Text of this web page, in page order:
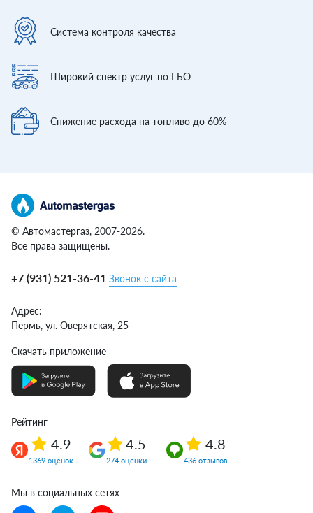
Система контроля качества
Широкий спектр услуг по ГБО
Снижение расхода на топливо до 60%
© Автомастергаз, 2007-2026.
Все права защищены.
+7 (931) 521-36-41 Звонок с сайта
Адрес:
Пермь, ул. Оверятская, 25
Скачать приложение
Рейтинг
4.9
1369 оценок
4.5
274 оценки
4.8
436 отзывов
Мы в социальных сетях